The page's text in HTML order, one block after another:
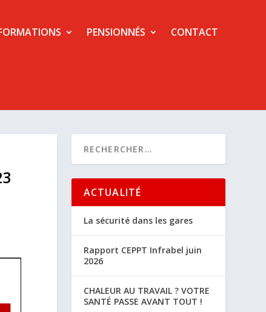
PENSIONNÉS CONTACT
ACTUALITÉ
La sécurité dans les gares
Rapport CEPPT Infrabel juin
2026
CHALEUR AU TRAVAIL ? VOTRE
SANTÉ PASSE AVANT TOUT !